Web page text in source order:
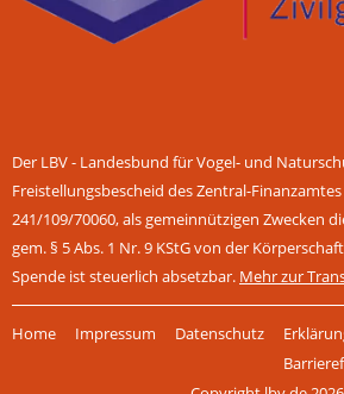
Der LBV - Landesbund für Vogel- und
Freistellungsbescheid des Zentral-
241/109/70060, als gemeinnützigen Zwecken
gem. § 5 Abs. 1 Nr. 9 KStG von der
Spende ist steuerlich absetzbar. Mehr zur
überspringen
Home Impressum Datenschutz